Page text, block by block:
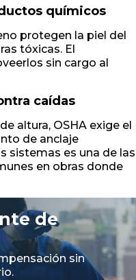
químicos
protegen la piel del
tóxicas. El
sin cargo al
caídas
altura, OSHA exige el
de anclaje
sistemas es una de las
en obras donde
de
sin